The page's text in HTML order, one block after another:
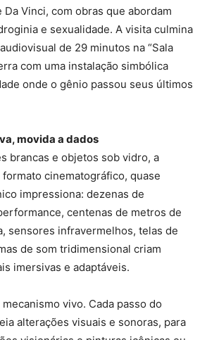
Vinci, com obras que abordam
e sexualidade. A visita culmina
de 29 minutos na “Sala
com uma instalação simbólica
onde o gênio passou seus últimos
movida a dados
brancas e objetos sob vidro, a
cinematográfico, quase
impressiona: dezenas de
centenas de metros de
sensores infravermelhos, telas de
de som tridimensional criam
imersivas e adaptáveis.
vivo. Cada passo do
alterações visuais e sonoras, para